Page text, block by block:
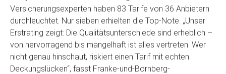
Versicherungsexperten haben 83 Tarife von 36 Anbietern
durchleuchtet. Nur sieben erhielten die Top-Note. „Unser
Erstrating zeigt: Die Qualitätsunterschiede sind erheblich –
von hervorragend bis mangelhaft ist alles vertreten. Wer
nicht genau hinschaut, riskiert einen Tarif mit echten
Deckungslücken“, fasst Franke-und-Bornberg-